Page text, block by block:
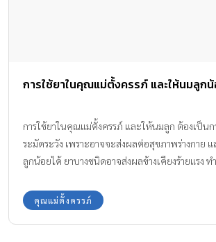
การใช้ยาในคุณแม่ตั้งครรภ์ และให้นมลูก
การใช้ยาในคุณแม่ตั้งครรภ์ และให้นมลูก ต้องเป็นก
ระมัดระวัง เพราะอาจจะส่งผลต่อสุขภาพร่างกาย
ลูกน้อยได้ ยาบางชนิดอาจส่งผลข้างเคียงร้ายแรง
ประทานยา
คุณแม่ตั้งครรภ์